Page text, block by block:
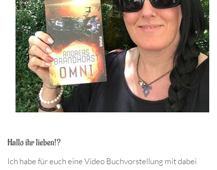
Hallo ihr lieben!?
Ich habe für euch eine Video Buchvorstellung mit dabei